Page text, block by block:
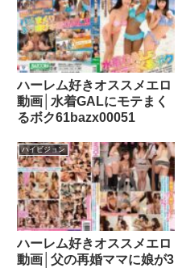
大乱交！これが令和のまん
ベロSTYLE！！
ymdd00396
ハーレム好きオススメエロ
動画│水着GALにモテまく
るボク61bazx00051
ハイビジョン
ハーレム好きオススメエロ
動画│父の再婚ママに娘が3